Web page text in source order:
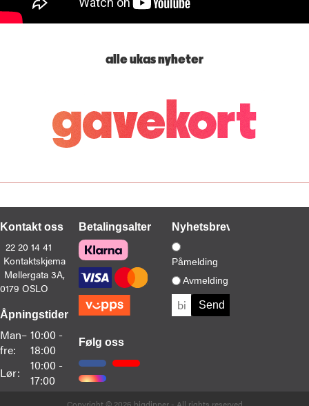
alle ukas nyheter
Kontakt oss
22 20 14 41
Kontaktskjema
Møllergata 3A,
0179 OSLO
Åpningstider
Man–
fre:
10:00 -
18:00
Lør:
10:00 -
17:00
Betalingsalternativer
Følg oss
Nyhetsbrev
Påmelding
Avmelding